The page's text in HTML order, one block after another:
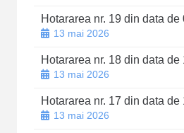
Hotararea nr. 19 din data de
13 mai 2026
Hotararea nr. 18 din data de
13 mai 2026
Hotararea nr. 17 din data de
13 mai 2026